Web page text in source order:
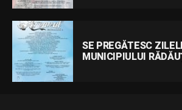
SE PREGĂTESC
MUNICIPIULUI